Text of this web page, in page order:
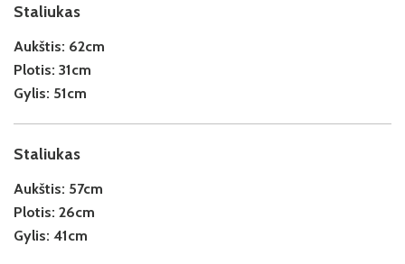
Staliukas
Aukštis: 62cm
Plotis: 31cm
Gylis: 51cm
Staliukas
Aukštis: 57cm
Plotis: 26cm
Gylis: 41cm